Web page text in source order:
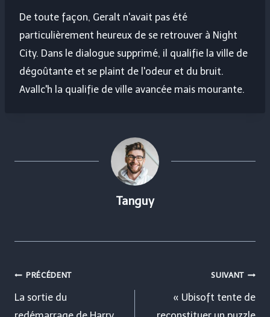
De toute façon, Geralt n'avait pas été
particulièrement heureux de se retrouver à Night
City. Dans le dialogue supprimé, il qualifie la ville de
dégoûtante et se plaint de l'odeur et du bruit.
Avallc'h la qualifie de ville avancée mais mourante.
Tanguy
Navigation
de
PRÉCÉDENT
La sortie du
SUIVANT
« Ubisoft tente de